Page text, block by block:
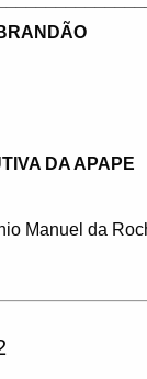
DA APAPE
Manuel da